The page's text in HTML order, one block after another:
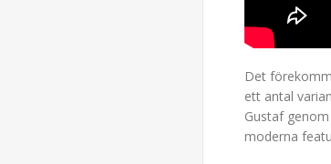
Det
ett antal
Gustaf
moderna